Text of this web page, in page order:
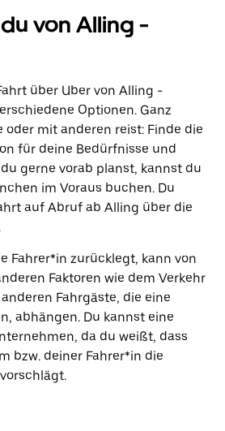
von Alling -
über Uber von Alling -
Optionen. Ganz
oder mit anderen reist: Finde die
für deine Bedürfnisse und
gerne vorab planst, kannst du
im Voraus buchen. Du
auf Abruf ab Alling über die
Fahrer*in zurücklegt, kann von
Faktoren wie dem Verkehr
Fahrgäste, die eine
abhängen. Du kannst eine
da du weißt, dass
bzw. deiner Fahrer*in die